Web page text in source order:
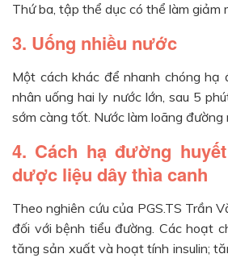
Thứ ba, tập thể dục có thể làm giảm
3. Uống nhiều nước
Một cách khác để nhanh chóng
nhân uống hai ly nước lớn, sau 5
sớm càng tốt. Nước làm loãng
4. Cách hạ đường
dược liệu dây thìa canh
Theo nghiên cứu của PGS.TS Trần
đối với bệnh tiểu đường. Các hoạt
tăng sản xuất và hoạt tính insulin;